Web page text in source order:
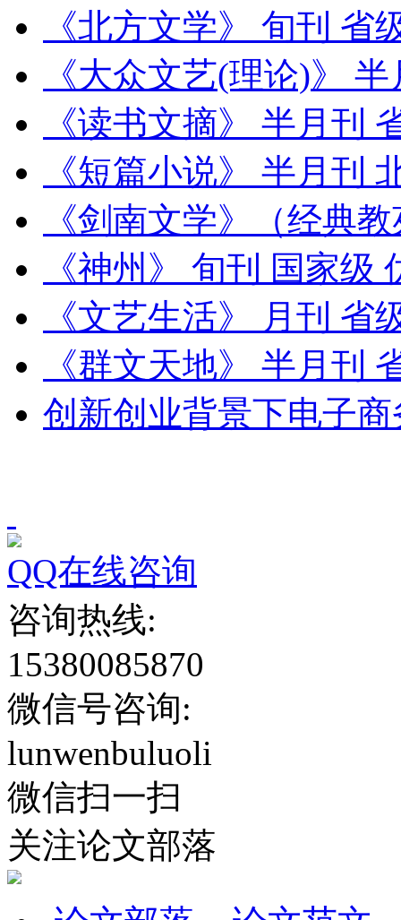
《北方文学》 旬刊 省
《大众文艺(理论)》
《读书文摘》 半月刊
《短篇小说》 半月刊
《剑南文学》（经典
《神州》 旬刊 国家级
《文艺生活》 月刊 省
《群文天地》 半月刊
创新创业背景下电子
QQ在线咨询
咨询热线:
15380085870
微信号咨询:
lunwenbuluoli
微信扫一扫
关注论文部落